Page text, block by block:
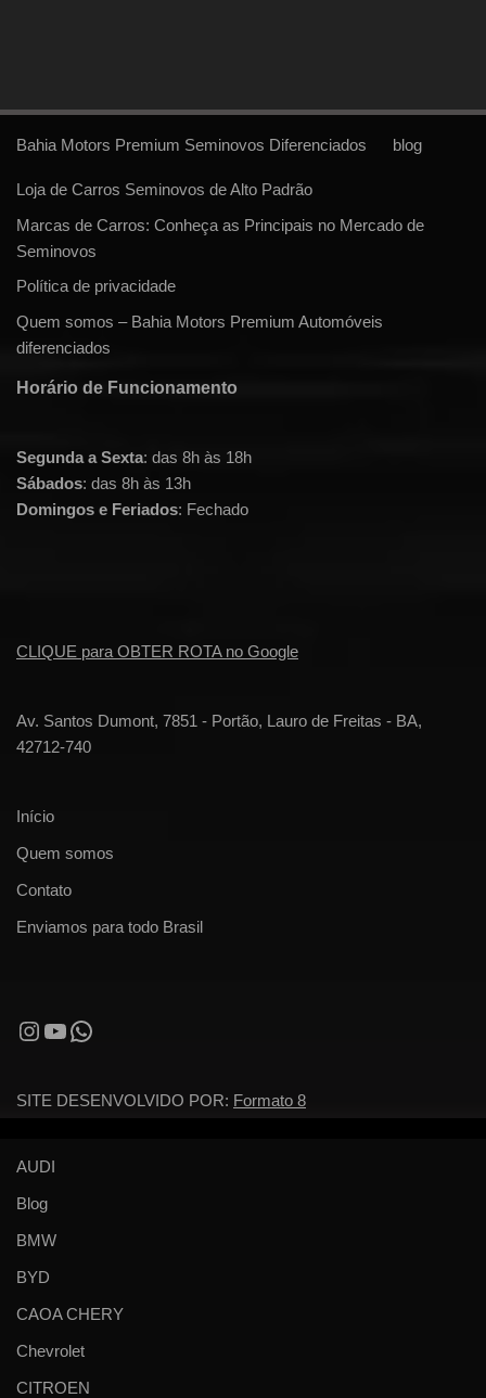
Bahia Motors Premium Seminovos Diferenciados blog
Loja de Carros Seminovos de Alto Padrão
Marcas de Carros: Conheça as Principais no Mercado de
Seminovos
Política de privacidade
Quem somos – Bahia Motors Premium Automóveis
diferenciados
Horário de Funcionamento
Segunda a Sexta: das 8h às 18h
Sábados: das 8h às 13h
Domingos e Feriados: Fechado
CLIQUE para OBTER ROTA no Google
Av. Santos Dumont, 7851 - Portão, Lauro de Freitas - BA,
42712-740
Início
Quem somos
Contato
Enviamos para todo Brasil
SITE DESENVOLVIDO POR: Formato 8
AUDI
Blog
BMW
BYD
CAOA CHERY
Chevrolet
CITROEN